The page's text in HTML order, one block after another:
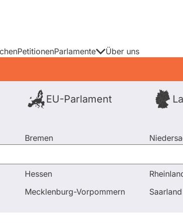
PetitionenParlamente
EU-Parlament
Bremen
Hessen
Mecklenburg-Vorpommern
Saarland
Über uns
Doris Achelwilm